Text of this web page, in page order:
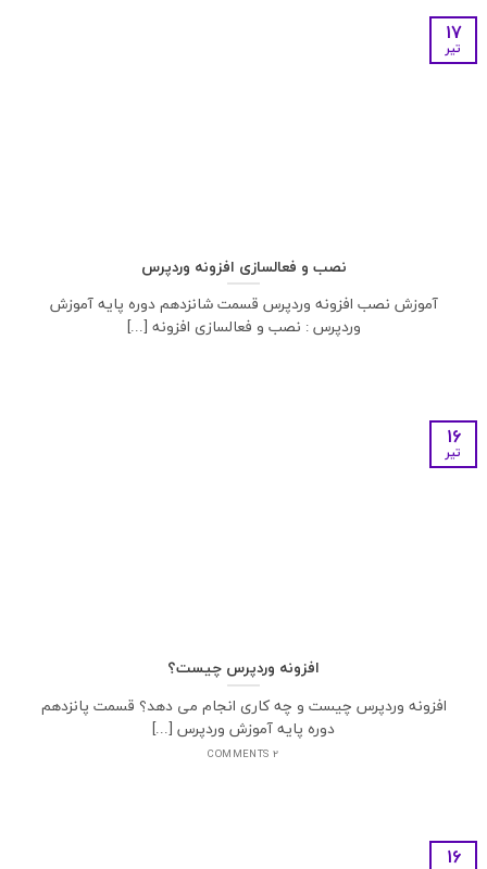
نصب و فعالسازی افزونه وردپرس
آموزش نصب افزونه وردپرس قسمت شانزدهم دوره پایه آموزش
وردپرس : نصب و فعالسازی افزونه [...]
17
تیر
افزونه وردپرس چیست؟
افزونه وردپرس چیست و چه کاری انجام می دهد؟ قسمت پانزدهم
دوره پایه آموزش وردپرس [...]
2 COMMENTS
16
تیر
16